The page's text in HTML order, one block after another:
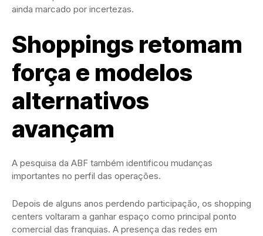
ainda marcado por incertezas.
Shoppings retomam
força e modelos
alternativos
avançam
A pesquisa da ABF também identificou mudanças
importantes no perfil das operações.
Depois de alguns anos perdendo participação, os shopping
centers voltaram a ganhar espaço como principal ponto
comercial das franquias. A presença das redes em